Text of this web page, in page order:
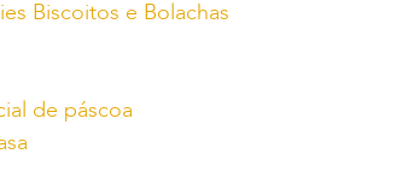
Biscoitos e Bolachas
de páscoa